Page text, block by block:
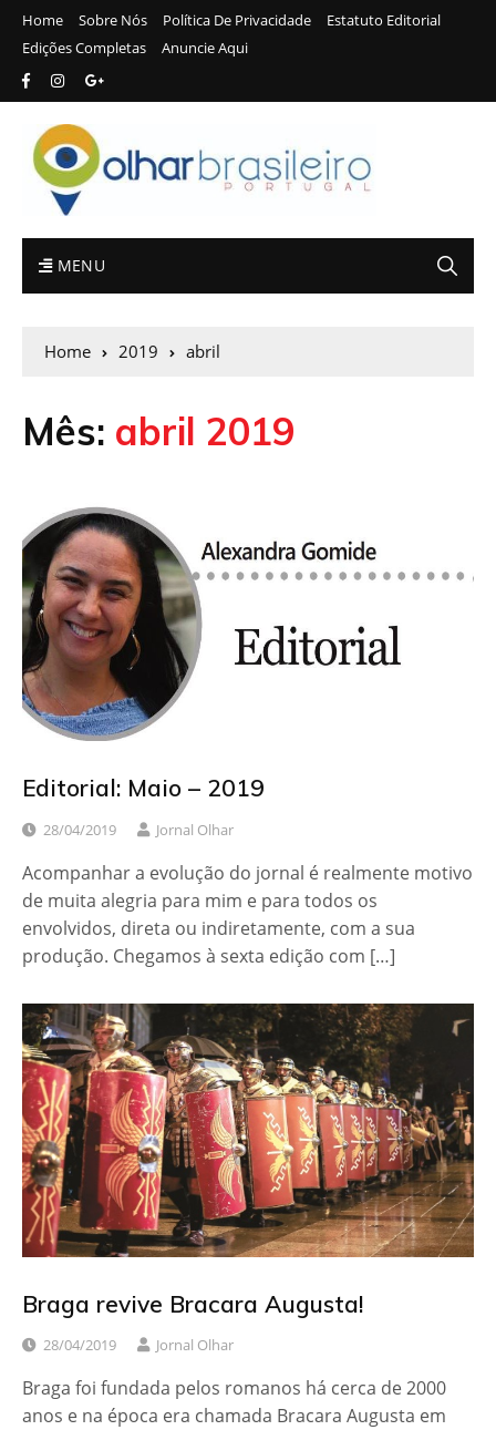
Home Sobre Nós Política De Privacidade
Estatuto Editorial
Edições Completas
Anuncie Aqui
MENU
Home 2019 abril
Mês: abril 2019
Editorial: Maio – 2019
28/04/2019 Jornal Olhar
Acompanhar a evolução do jornal é realmente motivo
de muita alegria para mim e para todos os
envolvidos, direta ou indiretamente, com a sua
produção. Chegamos à sexta edição com […]
Braga revive Bracara Augusta!
28/04/2019 Jornal Olhar
Braga foi fundada pelos romanos há cerca de 2000
anos e na época era chamada Bracara Augusta em